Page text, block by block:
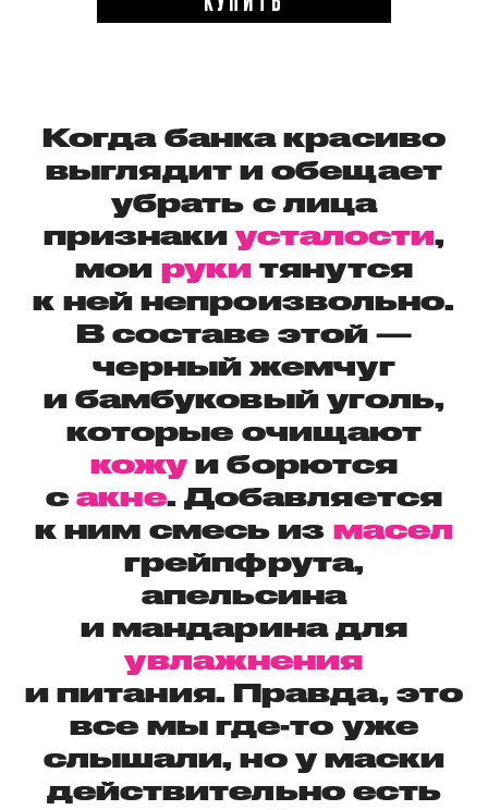
Когда банка красиво
выглядит и обещает
убрать с лица
признакиусталости,
мои руки тянутся
к ней непроизвольно.
В составе этой —
черный жемчуг
и бамбуковый уголь,
которые очищают
кожуи борются
сакне. Добавляется
к ним смесь из масел
грейпфрута,
апельсина
и мандарина для
увлажнения
и питания. Правда, это
все мы где-то уже
слышали, но у маски
действительно есть